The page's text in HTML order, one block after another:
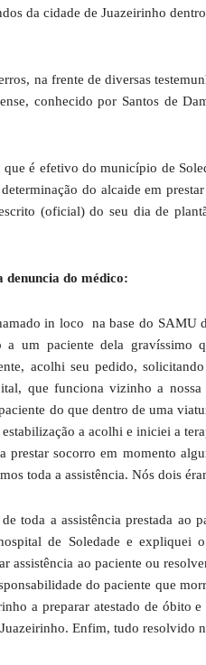
da cidade de Juazeirinho
na frente de diversas
conhecido por Santos de
é efetivo do município de
do alcaide em
(oficial) do seu dia de
denuncia do médico:
in loco na base do SAMU
a um paciente dela gravíssimo
acolhi seu pedido,
que funciona vizinho a
do que dentro de uma
estabilização a acolhi e iniciei a
prestar socorro em momento
toda a assistência. Nós dois
toda a assistência prestada ao
de Soledade e expliquei
assistência ao paciente ou
do paciente que
a preparar atestado de óbito
Enfim, tudo resolvido